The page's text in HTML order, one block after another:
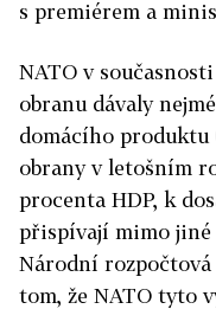
s premiérem a
NATO v
obranu dávaly
domácího produktu
obrany v letošním
procenta HDP, k
přispívají mimo jiné
Národní
tom, že NATO tyto